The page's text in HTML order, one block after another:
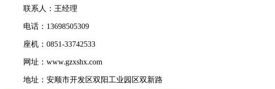
联系人：王经理
电话：13698505309
座机：0851-33742533
网址：www.gzxshx.com
地址：安顺市开发区双阳工业园区双新路